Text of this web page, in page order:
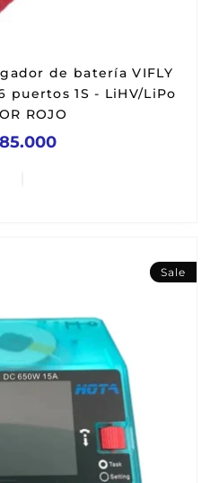
de batería VIFLY
puertos 1S - LiHV/LiPo
ROJO
Sale